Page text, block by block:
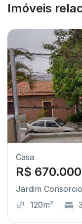
Imóveis
Casa
R$ 670.000
Jardim Consorcio
120m²
3